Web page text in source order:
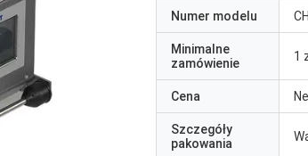
Numer modelu
Minimalne
zamówienie
1
Cena
Szczegóły
pakowania